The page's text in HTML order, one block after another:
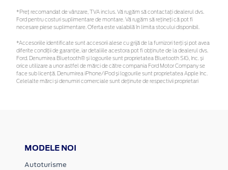
*Preţ recomandat de vânzare, TVA inclus. Vă rugăm să contactaţi dealerul dvs.
Ford pentru costuri suplimentare de montare. Vă rugăm să rețineți că pot fi
necesare piese suplimentare. Oferta este valabilă în limita stocului disponibil.
*Accesoriile identificate sunt accesorii alese cu grijă de la furnizori terți și pot avea
diferite condiții de garanție, iar detaliile acestora pot fi obținute de la dealerul dvs.
Ford. Denumirea Bluetooth® și logourile sunt proprietatea Bluetooth SIG, Inc. și
orice utilizare a unor astfel de mărci de către compania Ford Motor Company se
face sub licență. Denumirea iPhone/iPod și logourile sunt proprietatea Apple Inc.
Celelalte mărci și denumiri comerciale sunt deținute de respectivii proprietari
MODELE NOI
Autoturisme